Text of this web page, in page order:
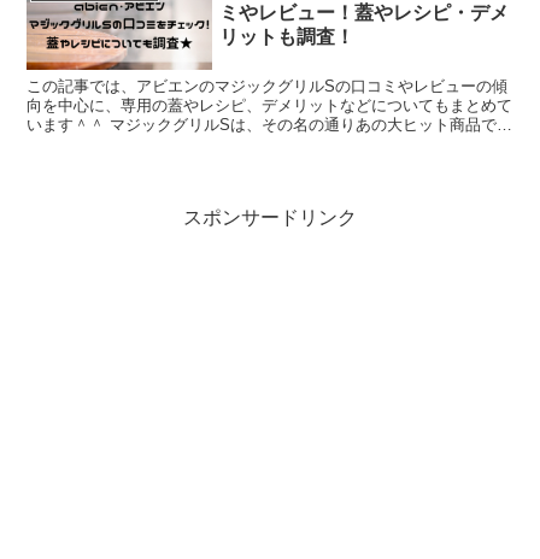
ミやレビュー！蓋やレシピ・デメ
リットも調査！
この記事では、アビエンのマジックグリルSの口コミやレビューの傾
向を中心に、専用の蓋やレシピ、デメリットなどについてもまとめて
います＾＾ マジックグリルSは、その名の通りあの大ヒット商品であ
スポンサードリンク